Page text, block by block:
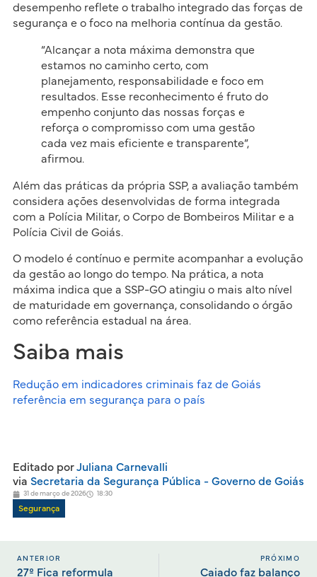
desempenho reflete o trabalho integrado das forças de
segurança e o foco na melhoria contínua da gestão.
“Alcançar a nota máxima demonstra que
estamos no caminho certo, com
planejamento, responsabilidade e foco em
resultados. Esse reconhecimento é fruto do
empenho conjunto das nossas forças e
reforça o compromisso com uma gestão
cada vez mais eficiente e transparente”,
afirmou.
Além das práticas da própria SSP, a avaliação também
considera ações desenvolvidas de forma integrada
com a Polícia Militar, o Corpo de Bombeiros Militar e a
Polícia Civil de Goiás.
O modelo é contínuo e permite acompanhar a evolução
da gestão ao longo do tempo. Na prática, a nota
máxima indica que a SSP-GO atingiu o mais alto nível
de maturidade em governança, consolidando o órgão
como referência estadual na área.
Saiba mais
Redução em indicadores criminais faz de Goiás
referência em segurança para o país
Editado porJuliana Carnevalli
via Secretaria da Segurança Pública - Governo de Goiás
31 de março de 2026 18:30
Segurança
ANTERIOR
27º Fica reformula
PRÓXIMO
Caiado faz balanço